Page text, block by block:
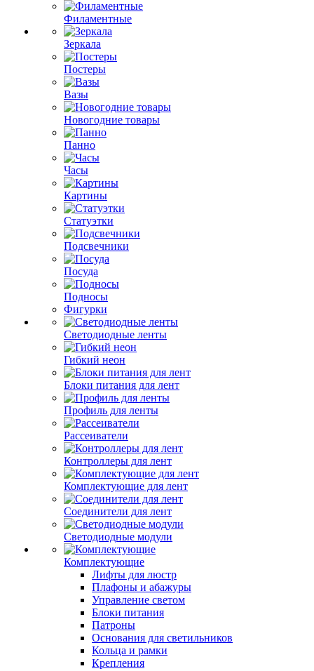
Филаментные
Зеркала
Постеры
Вазы
Новогодние товары
Панно
Часы
Картины
Статуэтки
Подсвечники
Посуда
Подносы
Фигурки
Светодиодные ленты
Гибкий неон
Блоки питания для лент
Профиль для ленты
Рассеиватели
Контроллеры для лент
Комплектующие для лент
Соединители для лент
Светодиодные модули
Комплектующие
Лифты для люстр
Плафоны и абажуры
Управление светом
Блоки питания
Патроны
Основания для светильников
Кольца и рамки
Крепления